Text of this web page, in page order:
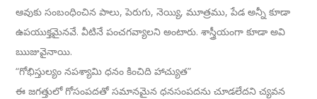
ఆవుకు సంబంధించిన పాలు, పెరుగు, నెయ్యి, మూత్రము, పేడ అన్నీ కూడా
ఉపయుక్తమైనవే. వీటినే పంచగవ్యాలని అంటారు. శాస్త్రీయంగా కూడా అవి
ఋజువైనాయి.
“గోభిస్తుల్యం నపశ్యామి ధనం కించిది హాచ్యుత”
ఈ జగత్తులో గోసంపదతో సమానమైన ధనసంపదను చూడలేదని చ్యవన